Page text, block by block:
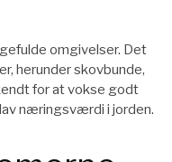
omgivelser. Det
herunder skovbunde,
for at vokse godt
næringsværdi i jorden.